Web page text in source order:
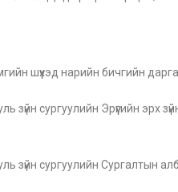
шүүхэд нарийн бичгийн
сургуулийн Эрүүгийн эрх
зүйн сургуулийн Сургалтын